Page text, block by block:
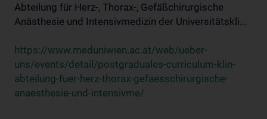
Abteilung für Herz-, Thorax-, Gefäßchirurgische
Anästhesie und Intensivmedizin der Universitätskli...
https://www.meduniwien.ac.at/web/ueber-
uns/events/detail/postgraduales-curriculum-klin-
abteilung-fuer-herz-thorax-gefaesschirurgische-
anaesthesie-und-intensivme/